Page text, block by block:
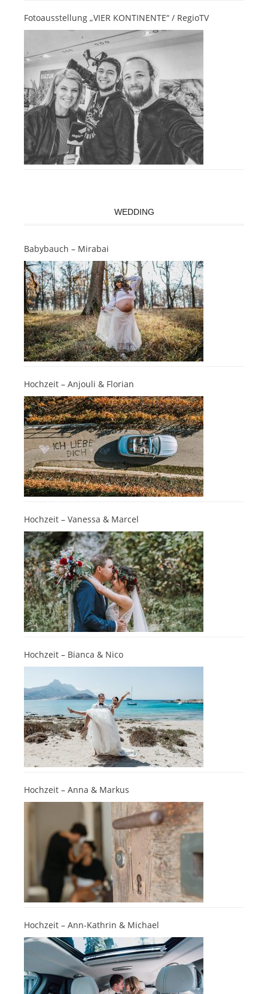
Fotoausstellung „VIER KONTINENTE“ / RegioTV
WEDDING
Babybauch – Mirabai
Hochzeit – Anjouli & Florian
Hochzeit – Vanessa & Marcel
Hochzeit – Bianca & Nico
Hochzeit – Anna & Markus
Hochzeit – Ann-Kathrin & Michael